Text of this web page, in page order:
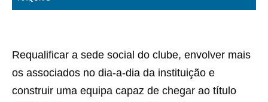
Requalificar a sede social do clube, envolver mais
os associados no dia-a-dia da instituição e
construir uma equipa capaz de chegar ao título